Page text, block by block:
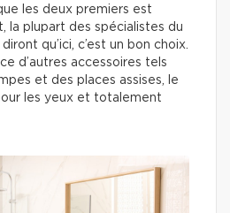
les deux premiers est
la plupart des spécialistes du
qu’ici, c’est un bon choix.
d’autres accessoires tels
et des places assises, le
les yeux et totalement